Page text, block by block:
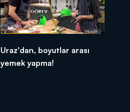
Uraz'dan, boyutlar arası
yemek yapma!